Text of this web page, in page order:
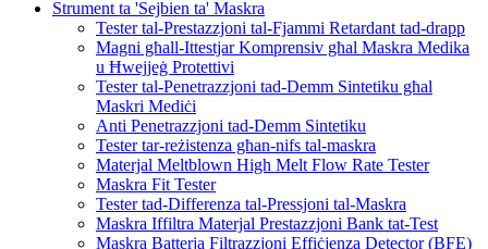
Strument ta 'Sejbien ta' Maskra
Tester tal-Prestazzjoni tal-Fjammi Retardant tad-drapp
Magni għall-Ittestjar Komprensiv għal Maskra Medika
u Ħwejjeġ Protettivi
Tester tal-Penetrazzjoni tad-Demm Sintetiku għal
Maskri Mediċi
Anti Penetrazzjoni tad-Demm Sintetiku
Tester tar-reżistenza għan-nifs tal-maskra
Materjal Meltblown High Melt Flow Rate Tester
Maskra Fit Tester
Tester tad-Differenza tal-Pressjoni tal-Maskra
Maskra Iffiltra Materjal Prestazzjoni Bank tat-Test
Maskra Batterja Filtrazzjoni Effiċjenza Detector (BFE)